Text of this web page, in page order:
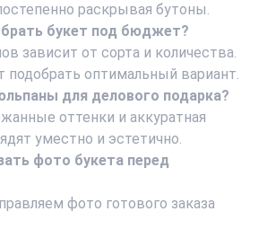
раскрывая бутоны.
букет под бюджет?
зависит от сорта и количества.
оптимальный вариант.
для делового подарка?
оттенки и аккуратная
уместно и эстетично.
фото букета перед
фото готового заказа